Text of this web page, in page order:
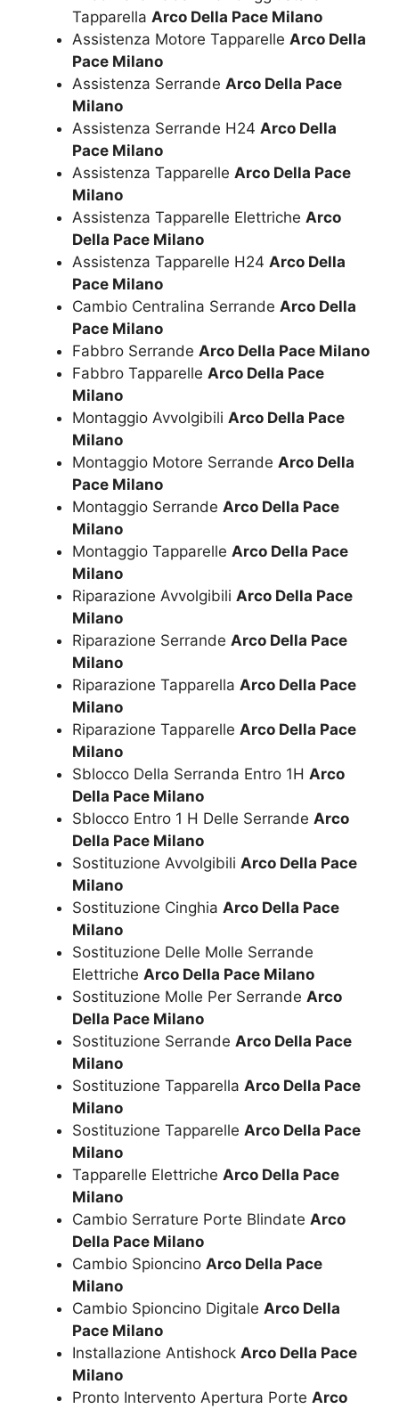
Tapparella Arco Della Pace Milano
Assistenza Motore Tapparelle Arco Della
Pace Milano
Assistenza Serrande Arco Della Pace
Milano
Assistenza Serrande H24 Arco Della
Pace Milano
Assistenza Tapparelle Arco Della Pace
Milano
Assistenza Tapparelle Elettriche Arco
Della Pace Milano
Assistenza Tapparelle H24 Arco Della
Pace Milano
Cambio Centralina Serrande Arco Della
Pace Milano
Fabbro Serrande Arco Della Pace Milano
Fabbro Tapparelle Arco Della Pace
Milano
Montaggio Avvolgibili Arco Della Pace
Milano
Montaggio Motore Serrande Arco Della
Pace Milano
Montaggio Serrande Arco Della Pace
Milano
Montaggio Tapparelle Arco Della Pace
Milano
Riparazione Avvolgibili Arco Della Pace
Milano
Riparazione Serrande Arco Della Pace
Milano
Riparazione Tapparella Arco Della Pace
Milano
Riparazione Tapparelle Arco Della Pace
Milano
Sblocco Della Serranda Entro 1H Arco
Della Pace Milano
Sblocco Entro 1 H Delle Serrande Arco
Della Pace Milano
Sostituzione Avvolgibili Arco Della Pace
Milano
Sostituzione Cinghia Arco Della Pace
Milano
Sostituzione Delle Molle Serrande
Elettriche Arco Della Pace Milano
Sostituzione Molle Per Serrande Arco
Della Pace Milano
Sostituzione Serrande Arco Della Pace
Milano
Sostituzione Tapparella Arco Della Pace
Milano
Sostituzione Tapparelle Arco Della Pace
Milano
Tapparelle Elettriche Arco Della Pace
Milano
Cambio Serrature Porte Blindate Arco
Della Pace Milano
Cambio Spioncino Arco Della Pace
Milano
Cambio Spioncino Digitale Arco Della
Pace Milano
Installazione Antishock Arco Della Pace
Milano
Pronto Intervento Apertura Porte Arco